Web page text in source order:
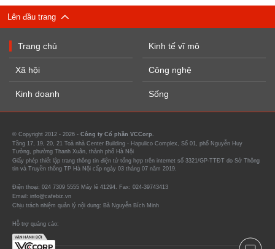
Lên đầu trang
Trang chủ
Xã hội
Kinh doanh
Kinh tế vĩ mô
Công nghệ
Sống
© Copyright 2012 - 2026 - Công ty Cổ phần VCCorp.
Tầng 17, 19, 20, 21 Toà nhà Center Building - Hapulico Complex, Số 01, phố Nguyễn Huy
Tưởng, phường Thanh Xuân, thành phố Hà Nội
Giấy phép thiết lập trang thông tin điện tử tổng hợp trên internet số 3321/GP-TTĐT do Sở Thông
tin và Truyền thông TP Hà Nội cấp ngày 03 tháng 07 năm 2019.
Điện thoại: 024 7309 5555 Máy lẻ 41294. Fax: 024-39743413
Email: info@cafebiz.vn
Chịu trách nhiệm quản lý nội dung: Bà Nguyễn Bích Minh
Hỗ trợ quảng cáo: